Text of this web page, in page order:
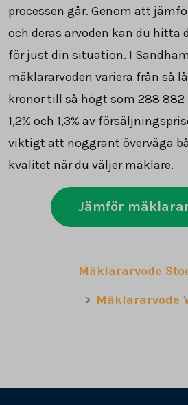
processen går. Genom att
och deras arvoden kan du hitta
för just din situation. I
mäklararvoden variera från så
kronor till så högt som 288 882
1,2% och 1,3% av
viktigt att noggrant överväga
kvalitet när du väljer mäklare.
Jämför
Mäklararvode
Mäklararvode